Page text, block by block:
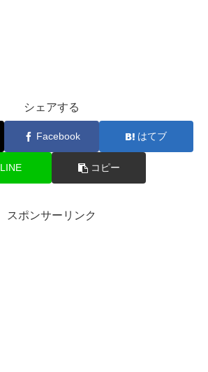
シェアする
Facebook はてブ
LINE コピー
スポンサーリンク